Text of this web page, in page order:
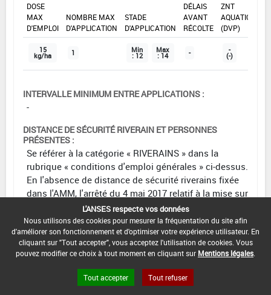
DOSE
MAX
D'EMPLOI
NOMBRE MAX
D'APPLICATION
STADE
D'APPLICATION
DÉLAIS
AVANT
RÉCOLTE
ZNT
AQUATIQUE
(DVP)
15
kg/ha 1 Min
: 12
Max
: 14 - -
(-)
INTERVALLE MINIMUM ENTRE APPLICATIONS :
-
DISTANCE DE SÉCURITÉ RIVERAIN ET PERSONNES
PRÉSENTES :
Se référer à la catégorie « RIVERAINS » dans la
rubrique « conditions d'emploi générales » ci-dessus.
En l'absence de distance de sécurité riverains fixée
dans l'AMM, l'arrêté du 4 mai 2017 relatif à la mise sur
le marché et à l'utilisation des produits
phytopharmaceutiques et de leurs adjuvants visés à
l'article L. 253-1 du code rural et de la pêche maritime
s'applique.
Efficacité montrée sur taupin et vers gris.
L'ANSES respecte vos données
Nous utilisons des cookies pour mesurer la fréquentation du site afin
d'améliorer son fonctionnement et d'optimiser votre expérience utilisateur. En
cliquant sur "Tout accepter", vous acceptez l'utilisation de cookies. Vous
pouvez modifier ce choix à tout moment en cliquant sur Mentions légales
Tout accepter Tout refuser